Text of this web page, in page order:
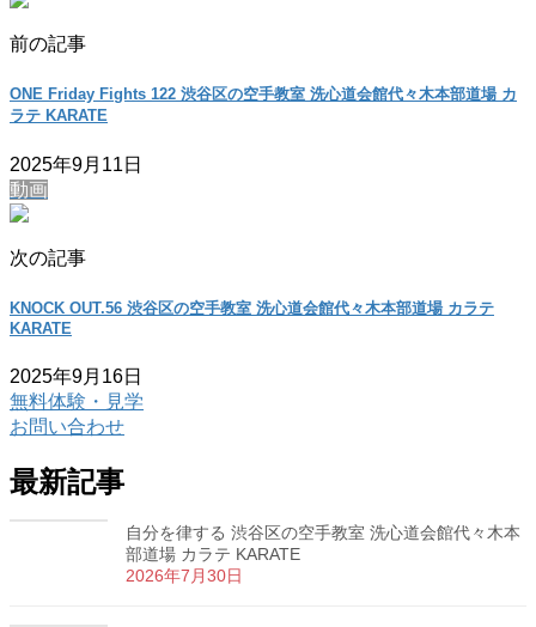
前の記事
ONE Friday Fights 122 渋谷区の空手教室 洗心道会館代々木本部道場 カ
ラテ KARATE
2025年9月11日
動画
次の記事
KNOCK OUT.56 渋谷区の空手教室 洗心道会館代々木本部道場 カラテ
KARATE
2025年9月16日
無料体験・見学
お問い合わせ
最新記事
自分を律する 渋谷区の空手教室 洗心道会館代々木本
部道場 カラテ KARATE
2026年7月30日